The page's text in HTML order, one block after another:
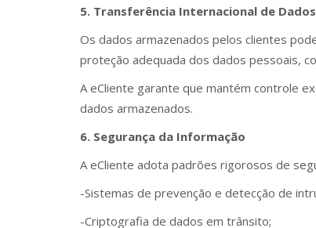
5. Transferência Internacional de Dados
Os dados armazenados pelos clientes
proteção adequada dos dados pessoais,
A eCliente garante que mantém controle
dados armazenados.
6. Segurança da Informação
A eCliente adota padrões rigorosos de
-Sistemas de prevenção e detecção de
-Criptografia de dados em trânsito;